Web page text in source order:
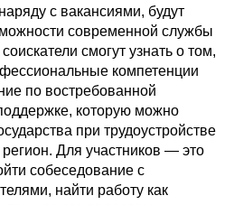
с вакансиями, будут
современной службы
смогут узнать о том,
компетенции
по востребованной
которую можно
при трудоустройстве
Для участников — это
собеседование с
найти работу как